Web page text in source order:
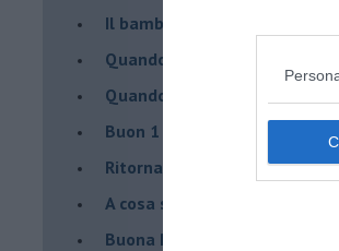
Il bambino, il marshmallow e
​Quando cambia il nome di
​Quando il terapeuta torna a
​Buon 1 Maggio!
Ritornare indietro di
​A cosa serve davvero la
​Buona Pasqua e … buona